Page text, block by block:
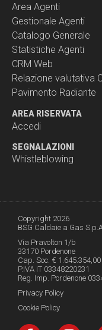
Area Agenti
Gestionale Agenti
Catalogo Generale
Statistiche Agenti
CRM Web
Relazione valutativa
Pavimento Radiante
AREA RISERVATA
Accedi
SEGNALAZIONI
Whistleblowing
Copyright 2026
BSG Caldaie a Gas
Via Pravolton 1/b
33170 Pordenone
Cap. Soc. €
P.IVA IT 03348220231
Reg. Imp. Pordenone
Privacy Policy
Cookie Policy